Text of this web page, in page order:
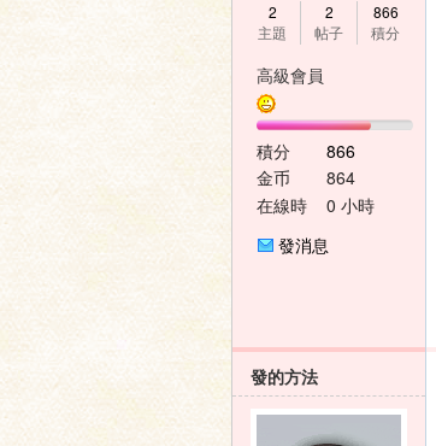
2
主題
2
帖子
866
積分
高級會員
積分
866
金币
864
在線時
0 小時
發消息
發的方法